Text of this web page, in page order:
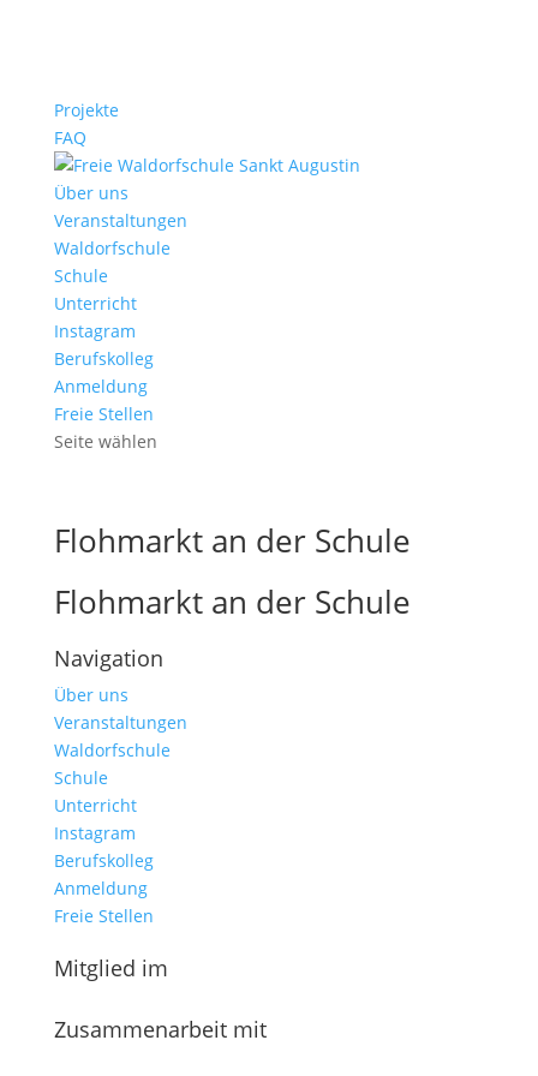
Projekte
FAQ
Über uns
Veranstaltungen
Waldorfschule
Schule
Unterricht
Instagram
Berufskolleg
Anmeldung
Freie Stellen
Seite wählen
Flohmarkt an der Schule
Flohmarkt an der Schule
Navigation
Über uns
Veranstaltungen
Waldorfschule
Schule
Unterricht
Instagram
Berufskolleg
Anmeldung
Freie Stellen
Mitglied im
Zusammenarbeit mit